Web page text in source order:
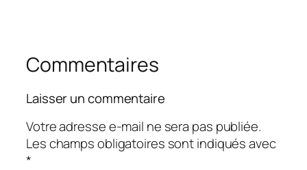
Commentaires
Laisser un commentaire
Votre adresse e-mail ne sera pas publiée.
Les champs obligatoires sont indiqués avec
*